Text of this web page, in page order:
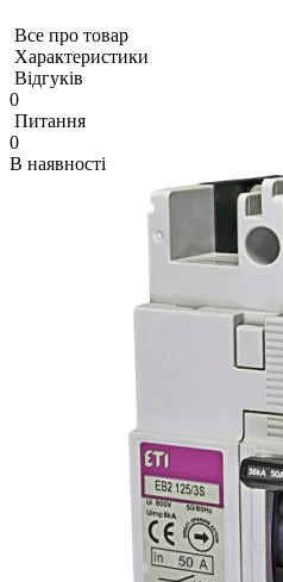
Все про товар
Характеристики
Відгуків
0
Питання
0
В наявності